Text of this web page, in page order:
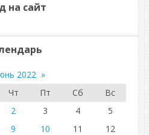
на сайт
2022 »
Чт Пт Сб
Вс
2 3 4
5
9 10 11
12